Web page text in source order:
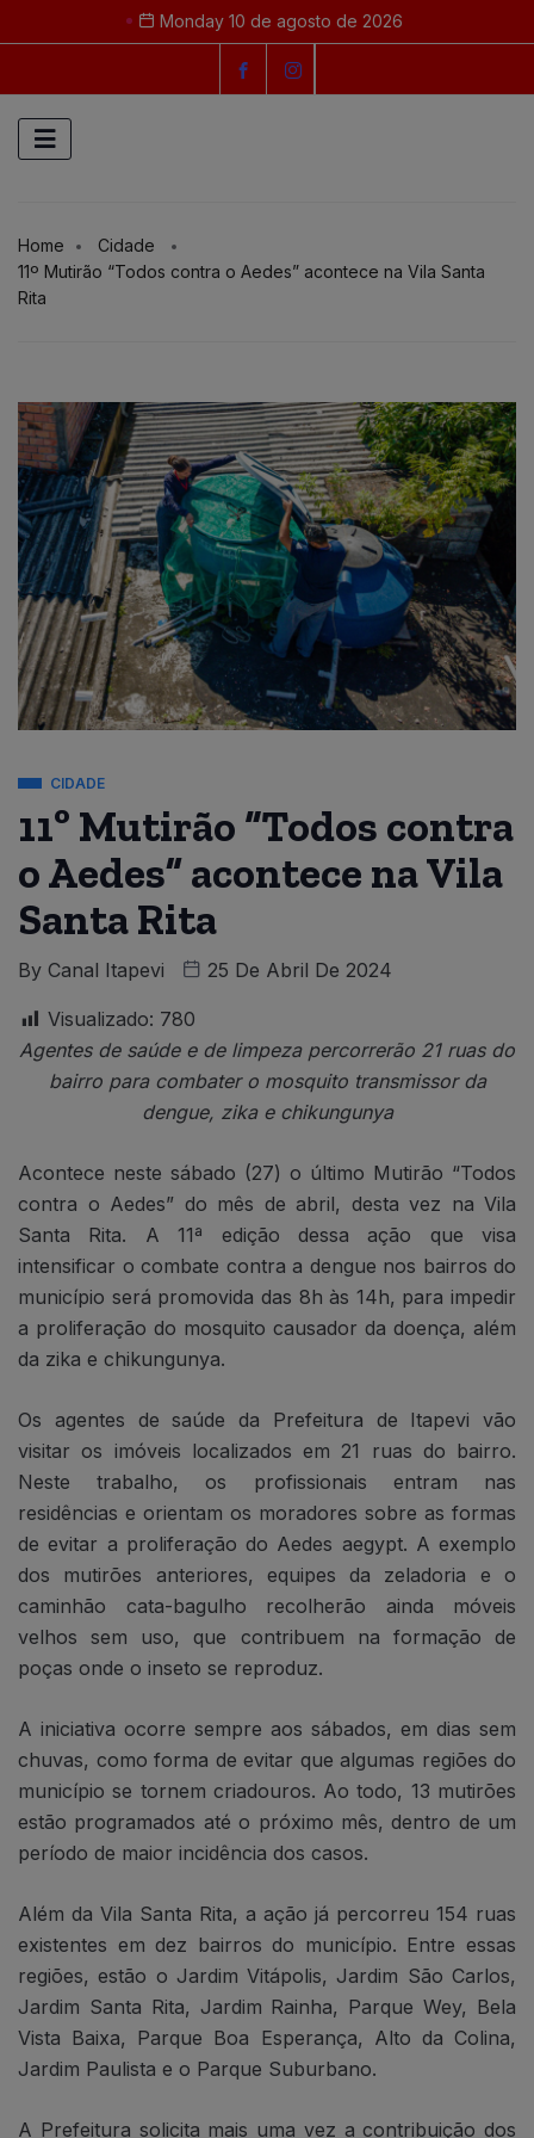
Monday 10 de agosto de 2026
Home
Cidade
11º Mutirão “Todos contra o Aedes” acontece na Vila Santa
Rita
CIDADE
11º Mutirão “Todos contra
o Aedes” acontece na Vila
Santa Rita
By Canal Itapevi 25 De Abril De 2024
Visualizado: 780
Agentes de saúde e de limpeza percorrerão 21 ruas do
bairro para combater o mosquito transmissor da
dengue, zika e chikungunya
Acontece neste sábado (27) o último Mutirão “Todos
contra o Aedes” do mês de abril, desta vez na Vila
Santa Rita. A 11ª edição dessa ação que visa
intensificar o combate contra a dengue nos bairros do
município será promovida das 8h às 14h, para impedir
a proliferação do mosquito causador da doença, além
da zika e chikungunya.
Os agentes de saúde da Prefeitura de Itapevi vão
visitar os imóveis localizados em 21 ruas do bairro.
Neste trabalho, os profissionais entram nas
residências e orientam os moradores sobre as formas
de evitar a proliferação do Aedes aegypt. A exemplo
dos mutirões anteriores, equipes da zeladoria e o
caminhão cata-bagulho recolherão ainda móveis
velhos sem uso, que contribuem na formação de
poças onde o inseto se reproduz.
A iniciativa ocorre sempre aos sábados, em dias sem
chuvas, como forma de evitar que algumas regiões do
município se tornem criadouros. Ao todo, 13 mutirões
estão programados até o próximo mês, dentro de um
período de maior incidência dos casos.
Além da Vila Santa Rita, a ação já percorreu 154 ruas
existentes em dez bairros do município. Entre essas
regiões, estão o Jardim Vitápolis, Jardim São Carlos,
Jardim Santa Rita, Jardim Rainha, Parque Wey, Bela
Vista Baixa, Parque Boa Esperança, Alto da Colina,
Jardim Paulista e o Parque Suburbano.
A Prefeitura solicita mais uma vez a contribuição dos